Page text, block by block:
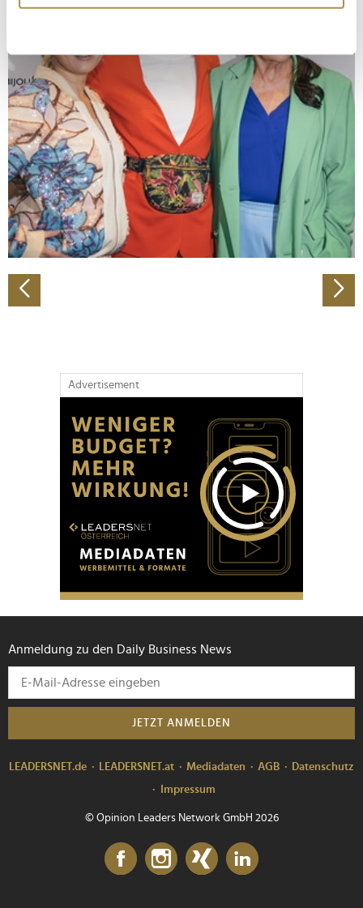
erfassen, welche bis auf einige Meter genau sein
bestimmten Merkmalen (Fingerprinting) identifizieren
Erfahren Sie mehr darüber, wie Ihre persönlichen Daten
verarbeitet werden, und legen Sie Ihre Präferenzen im
Abschnitt Einzelheiten fest.
Wir verwenden Cookies, um Inhalte und Anzeigen zu
personalisieren, Funktionen für soziale Medien anbieten
zu können und die Zugriffe auf unsere Website zu
analysieren. Außerdem geben wir Informationen zu Ihrer
Verwendung unserer Website an unsere Partner für
Partner führen diese Informationen möglicherweise mit
weiteren Daten zusammen, die Sie ihnen bereitgestellt
Advertisement
Anmeldung zu den Daily Business News
JETZT ANMELDEN
LEADERSNET.de LEADERSNET.at Mediadaten AGB
Datenschutz
Impressum
© Opinion Leaders Network GmbH 2026